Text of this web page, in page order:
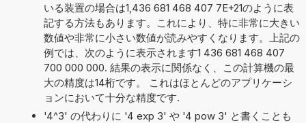
いる装置の場合は1,436 681 468 407 7E+21のように表
記する方法もあります。これにより、特に非常に大きい
数値や非常に小さい数値が読みやすくなります。上記の
例では、次のように表示されます1 436 681 468 407
700 000 000. 結果の表示に関係なく、この計算機の最
大の精度は14桁です。 これはほとんどのアプリケーシ
ョンにおいて十分な精度です.
'4^3' の代わりに '4 exp 3' や '4 pow 3' と書くことも